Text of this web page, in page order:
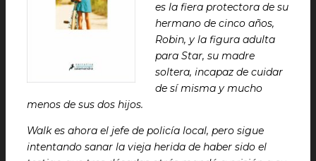
es la fiera protectora de su
hermano de cinco años,
Robin, y la figura adulta
para Star, su madre
soltera, incapaz de cuidar
de sí misma y mucho
menos de sus dos hijos.
Walk es ahora el jefe de policía local, pero sigue
intentando sanar la vieja herida de haber sido el